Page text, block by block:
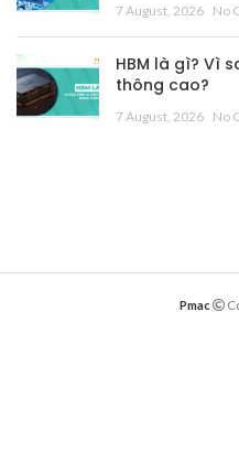
7 August, 2026 No
HBM là gì? Vì
thông cao?
7 August, 2026 No
Pmac